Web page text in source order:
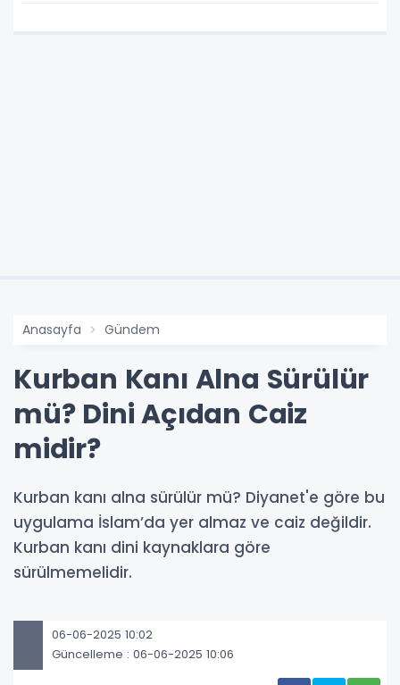
Anasayfa Gündem
Kurban Kanı Alna Sürülür
mü? Dini Açıdan Caiz
midir?
Kurban kanı alna sürülür mü? Diyanet'e göre bu
uygulama İslam’da yer almaz ve caiz değildir.
Kurban kanı dini kaynaklara göre
sürülmemelidir.
06-06-2025 10:02
Güncelleme : 06-06-2025 10:06